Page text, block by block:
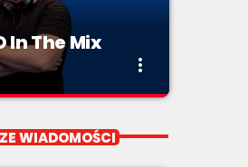
In The Mix
more_vert
In The Mix
WIADOMOŚCI